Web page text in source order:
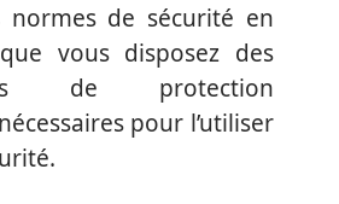
normes de sécurité en
vous disposez des
de protection
pour l’utiliser